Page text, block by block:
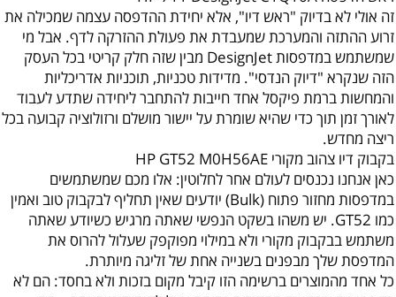
זה אולי לא בדיוק "ראש דיו", אלא יחידת ההדפסה עצמה שמכילה את
זרוע ההתזה והמערכת שמעבדת את פעולת ההזרקה לדף. אבל מי
שמשתמש במדפסות DesignJet מבין שזה חלק קריטי בכל העסק
הזה שנקרא "דיוק הנדסי". מדידות טכניות, תוכניות אדריכליות
והמחשות ברמת פיקסל אחד חייבות להתחבר ליחידה שתדע לעבוד
לאורך זמן תוך כדי שהיא שומרת על יישור מושלם ורזולוציה קבועה בכל
ריצה מחדש.
בקבוק דיו צהוב מקורי HP GT52 M0H56AE
כאן אנחנו נכנסים לעולם אחר לחלוטין: אלו מכם שמשתמשים
במדפסות מחזור פתוח (Bulk) יודעים שאין תחליף לבקבוק טוב ואמין
כמו GT52. יש משהו בשקט הנפשי שאתה מרגיש כשיודע שאתה
משתמש בבקבוק מקורי ולא במילוי מפוקפק שעלול להרוס את
המדפסת שלך מבפנים בשנייה אחת של זליגה מיותרת.
כל אחד מהמוצרים ברשימה הזו קיבל מקום בזכות ולא בחסד: הם לא